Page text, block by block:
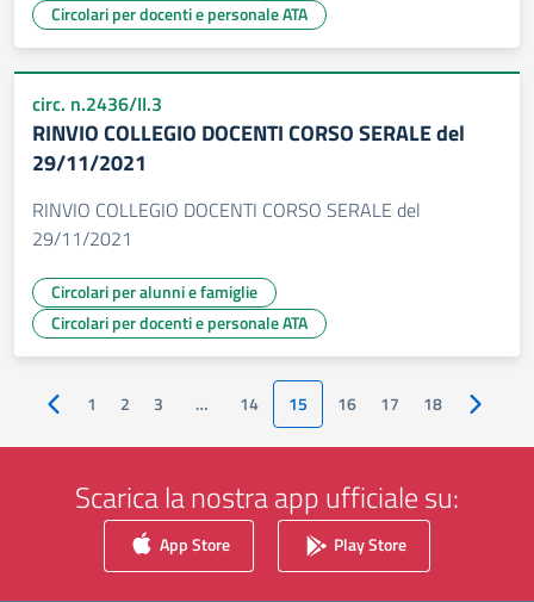
Circolari per docenti e personale ATA
circ. n.2436/II.3
RINVIO COLLEGIO DOCENTI CORSO SERALE del
29/11/2021
RINVIO COLLEGIO DOCENTI CORSO SERALE del
29/11/2021
Circolari per alunni e famiglie
Circolari per docenti e personale ATA
Pagina precedente
1 2 3 … 14 15 16 17 18 Pagina
Scarica la nostra app ufficiale su:
App Store Play Store